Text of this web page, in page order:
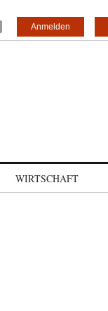
Anmelden
WIRTSCHAFT